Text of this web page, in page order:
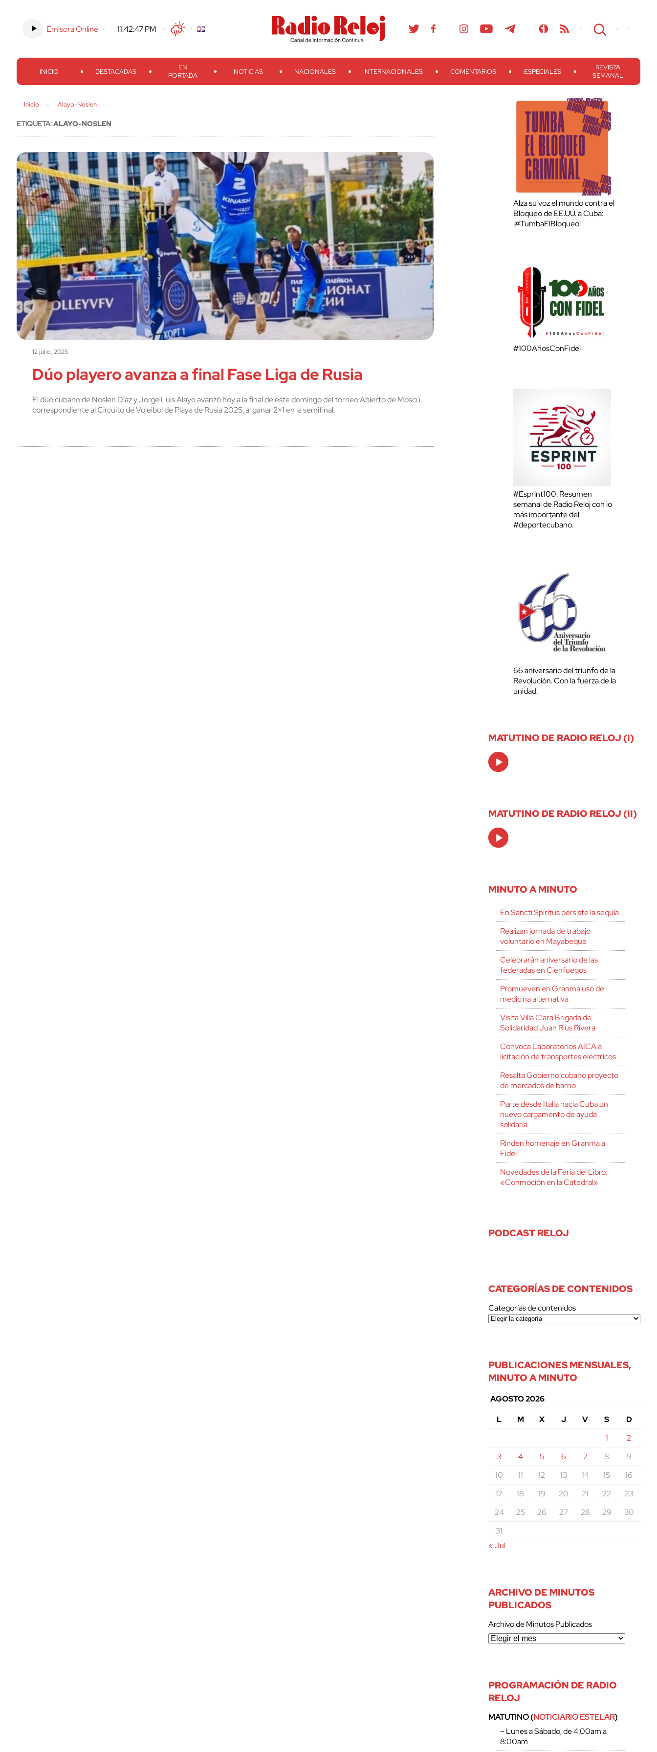
Emisora Online 11:42:47 PM TwitterFacebook
Threads
Instagram TelegramTeveo Ivoox RSS Search
INICIO DESTACADAS
EN
PORTADA
NOTICIAS NACIONALES INTERNACIONALES COMENTARIOS ESPECIALES
REVISTA
SEMANAL
Inicio Alayo-Noslen
ETIQUETA:ALAYO-NOSLEN
12 julio, 2025
Dúo playero avanza a final Fase Liga de Rusia
El dúo cubano de Noslen Díaz y Jorge Luis Alayo avanzó hoy a la final de este domingo del torneo Abierto de Moscú,
correspondiente al Circuito de Voleibol de Playa de Rusia 2025, al ganar 2×1 en la semifinal.
Alza su voz el mundo contra el
Bloqueo de EE.UU. a Cuba:
¡#TumbaElBloqueo!
#100AñosConFidel
#Esprint100: Resumen
semanal de Radio Reloj con lo
más importante del
#deportecubano.
66 aniversario del triunfo de la
Revolución. Con la fuerza de la
unidad.
MATUTINO DE RADIO RELOJ (I)
Audio
Player
MATUTINO DE RADIO RELOJ (II)
Audio
Player
MINUTO A MINUTO
En Sancti Spíritus persiste la sequía
Realizan jornada de trabajo
voluntario en Mayabeque
Celebrarán aniversario de las
federadas en Cienfuegos
Promueven en Granma uso de
medicina alternativa
Visita Villa Clara Brigada de
Solidaridad Juan Rius Rivera
Convoca Laboratorios AICA a
licitación de transportes eléctricos
Resalta Gobierno cubano proyecto
de mercados de barrio
Parte desde Italia hacia Cuba un
nuevo cargamento de ayuda
solidaria
Rinden homenaje en Granma a
Fidel
Novedades de la Feria del Libro:
«Conmoción en la Catedral»
PODCAST RELOJ
CATEGORÍAS DE CONTENIDOS
Categorías de contenidos
PUBLICACIONES MENSUALES,
MINUTO A MINUTO
AGOSTO 2026
L
M X J V S
D
1
2
3
4 5 6 7 8
9
10
11 12 13 14 15
16
17
18 19 20 21 22
23
24
25 26 27 28 29
30
31
« Jul
ARCHIVO DE MINUTOS
PUBLICADOS
Archivo de Minutos Publicados
PROGRAMACIÓN DE RADIO
RELOJ
MATUTINO (NOTICIARIO ESTELAR)
– Lunes a Sábado, de 4:00am a
8:00am